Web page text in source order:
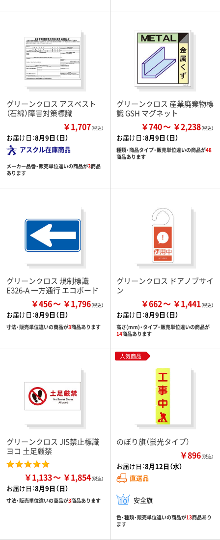
グリーンクロス アスベスト
（石綿）障害対策標識
￥1,707（税込）
お届け日：8月9日（日）
アスクル在庫商品
メーカー品番・販売単位違いの商品が3商品
あります
グリーンクロス 産業廃棄物標
識 GSH マグネット
￥740 ￥2,238
お届け日：8月9日（日）
種類・商品タイプ・販売単位違いの商品が48
商品あります
グリーンクロス 規制標識
E326-A 一方通行 エコボード
￥456 ￥1,796
お届け日：8月9日（日）
寸法・販売単位違いの商品が3商品あります
グリーンクロス ドアノブサイ
ン
￥662 ￥1,441
お届け日：8月9日（日）
高さ(mm)・タイプ・販売単位違いの商品が
14商品あります
グリーンクロス JIS禁止標識
ヨコ 土足厳禁
￥1,133 ￥1,854
お届け日：8月9日（日）
寸法・販売単位違いの商品が3商品あります
人気商品
のぼり旗（蛍光タイプ）
￥896（税込）
お届け日：8月12日（水）
直送品
安全旗
色・種類・販売単位違いの商品が13商品あり
ます